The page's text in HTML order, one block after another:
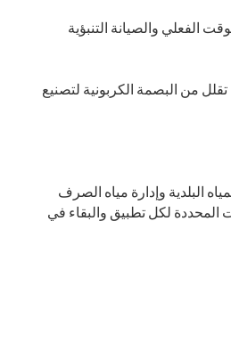
الفعلي والصيانة التنبؤية
من البصمة الكربونية لتصنيع
البلدية وإدارة مياه الصرف
المحددة لكل تطبيق والبقاء في